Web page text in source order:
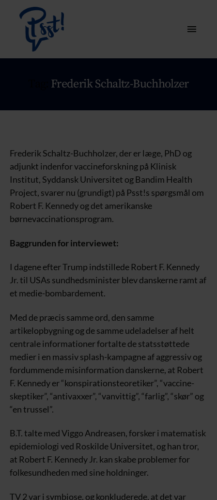
Frederik Schaltz-Buchholzer
Frederik Schaltz-Buchholzer, der er læge, PhD og
adjunkt indenfor vaccineforskning på Klinisk
Institut, Syddansk Universitet og Bandim Health
Project, svarer nu (grundigt) på Psst!s spørgsmål om
Robert F. Kennedy og det amerikanske
børnevaccinationsprogram.
Baggrunden for interviewet:
I dagene efter Trump indstillede Robert F. Kennedy
Jr. til USAs sundhedsminister blev danskerne ramt af
et medie-bombardement.
Med de præcis samme ord, den samme
artikelopbygning og de samme udeladelser af helt
centrale informationer fortalte de statsstøttede
medier i en massiv splash-kampagne af aggressiv og
fordummende misinformation danskerne, at Robert
F. Kennedy er “konspirationsteoretiker”, “vaccine-
skeptiker”, “antivaxxer”, “vanvittig”, “farlig”, “skør” og
“en trussel”.
B.T. talte med Viggo Andreasen, forsker i matematisk
epidemiologi ved Roskilde Universitet, og han tror,
at Robert F. Kennedy Jr. kan skabe problemer for
folkesundheden med sine holdninger.
TV 2 var i symbiose, og konkluderede, at det var